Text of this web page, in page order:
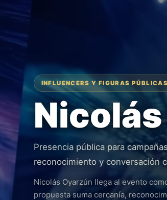
INFLUENCERS Y FIGURAS PÚBLICAS
Presencia pública para
reconocimiento y conversación
Nicolás Oyarzún llega al evento
propuesta suma cercanía,